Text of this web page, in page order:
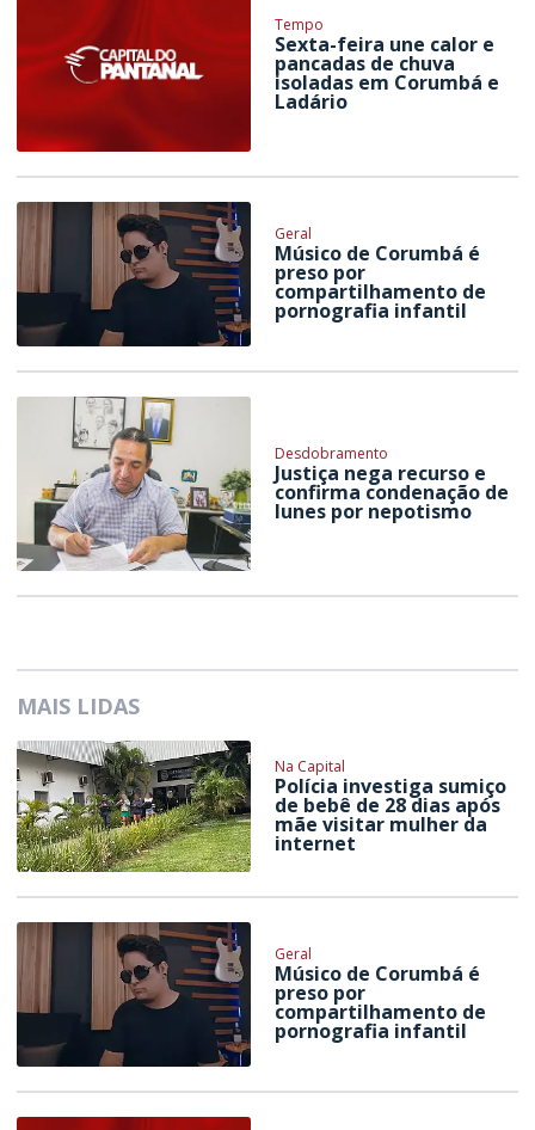
Tempo
Sexta-feira une calor e
pancadas de chuva
isoladas em Corumbá e
Ladário
Geral
Músico de Corumbá é
preso por
compartilhamento de
pornografia infantil
Desdobramento
Justiça nega recurso e
confirma condenação de
Iunes por nepotismo
MAIS LIDAS
Na Capital
Polícia investiga sumiço
de bebê de 28 dias após
mãe visitar mulher da
internet
Geral
Músico de Corumbá é
preso por
compartilhamento de
pornografia infantil